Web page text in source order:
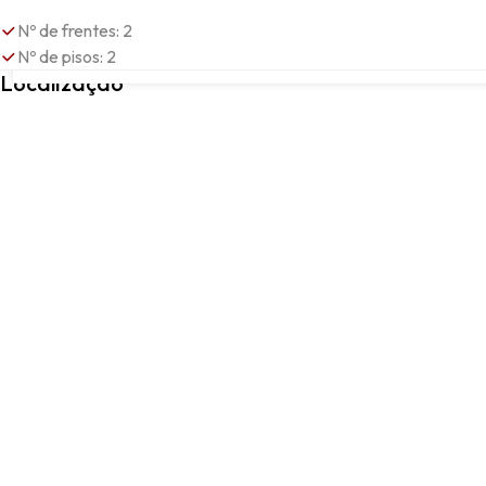
Nº de frentes: 2
Nº de pisos: 2
Localização
PORTO, Porto, Porto